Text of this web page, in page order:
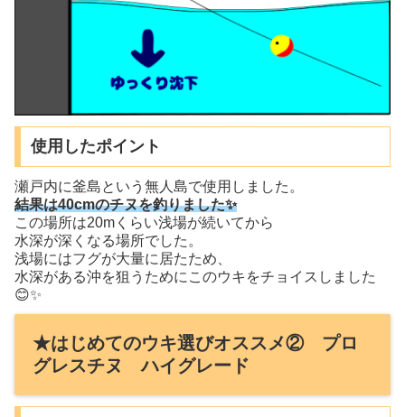
使用したポイント
瀬戸内に釜島という無人島で使用しました。
結果は40cmのチヌを釣りました✨
この場所は20mくらい浅場が続いてから
水深が深くなる場所でした。
浅場にはフグが大量に居たため、
水深がある沖を狙うためにこのウキをチョイスしました
😊✨
★はじめてのウキ選びオススメ② プロ
グレスチヌ ハイグレード